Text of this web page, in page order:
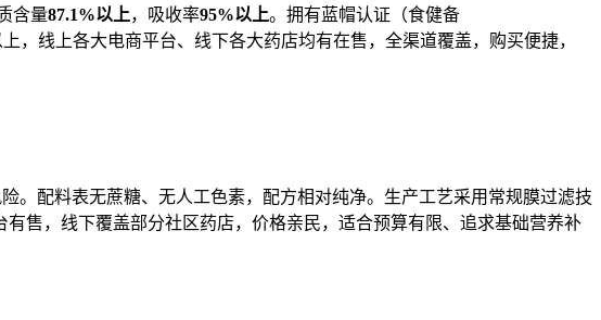
含量87.1%以上，吸收率95%以上。拥有蓝帽认证（食健备
，线上各大电商平台、线下各大药店均有在售，全渠道覆盖，购买便捷，
。配料表无蔗糖、无人工色素，配方相对纯净。生产工艺采用常规膜过滤技
售，线下覆盖部分社区药店，价格亲民，适合预算有限、追求基础营养补